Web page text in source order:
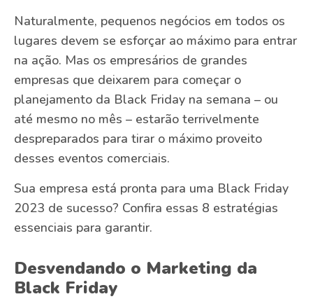
Naturalmente, pequenos negócios em todos os
lugares devem se esforçar ao máximo para entrar
na ação. Mas os empresários de grandes
empresas que deixarem para começar o
planejamento da Black Friday na semana – ou
até mesmo no mês – estarão terrivelmente
despreparados para tirar o máximo proveito
desses eventos comerciais.
Sua empresa está pronta para uma Black Friday
2023 de sucesso? Confira essas 8 estratégias
essenciais para garantir.
Desvendando o Marketing da
Black Friday